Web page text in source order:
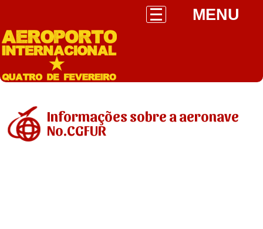
MENU
Informações sobre a aeronave
No.CGFUR